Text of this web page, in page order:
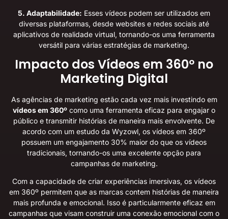
5. Adaptabilidade: Esses vídeos podem ser utilizados em
diversas plataformas, desde websites e redes sociais até
aplicativos de realidade virtual, tornando-os uma ferramenta
versátil para várias estratégias de marketing.
Impacto dos Vídeos em 360º no
Marketing Digital
As agências de marketing estão cada vez mais investindo em
vídeos em 360º como uma ferramenta eficaz para engajar o
público e transmitir histórias de maneira mais envolvente. De
acordo com um estudo da Wyzowl, os vídeos em 360º
possuem um engajamento 30% maior do que os vídeos
tradicionais, tornando-os uma excelente opção para
campanhas de marketing.
Com a capacidade de criar experiências imersivas, os vídeos
em 360º permitem que as marcas contem histórias de maneira
mais profunda e emocional. Isso é particularmente eficaz em
campanhas que visam construir uma conexão emocional com o